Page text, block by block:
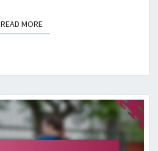
READ MOREREAD MORE